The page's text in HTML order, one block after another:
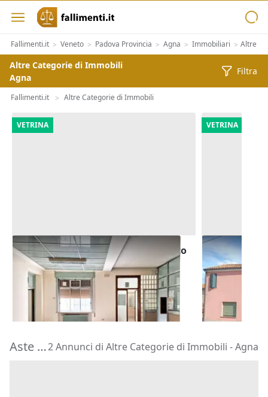
Fallimenti.it > Veneto > Padova Provincia > Agna > Immobiliari > Altre
Altre Categorie di Immobili
Agna
Filtra
Fallimenti.it > Altre Categorie di Immobili
VETRINA
Asta Blocco uffici pubblici in edifico
polifunzionale
Rovigo (Rovigo)
92.193 €
24/09/2026
VETRINA
Asta Quota
8.205 €
18/09/2026
Aste di Altre Categorie di Immobili Agna2 Annunci di Altre Categorie di Immobili - Agna